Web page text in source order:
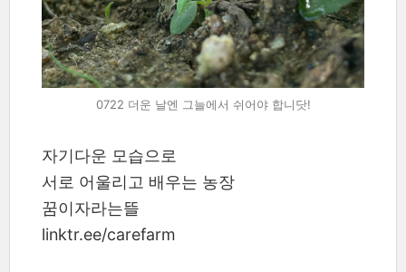
0722 더운 날엔 그늘에서 쉬어야 합니닷!
자기다운 모습으로
서로 어울리고 배우는 농장
꿈이자라는뜰
linktr.ee/carefarm